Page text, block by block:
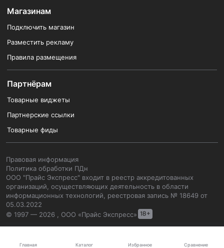
Главная Каталог Избранное Сравнение
Магазинам
Подключить магазин
Разместить рекламу
Правила размещения
Партнёрам
Товарные виджеты
Партнерские ссылки
Товарные фиды
Правовая информация
Политика обработки ПДн
ООО "Прайс Экспресс" входит в реестр аккредитованных
организаций, осуществляющих деятельность в области
информационных технологий, реестровая запись № 18649 от
05.03.2022
© 1997 — 2026 , ООО «Прайс Экспресс»